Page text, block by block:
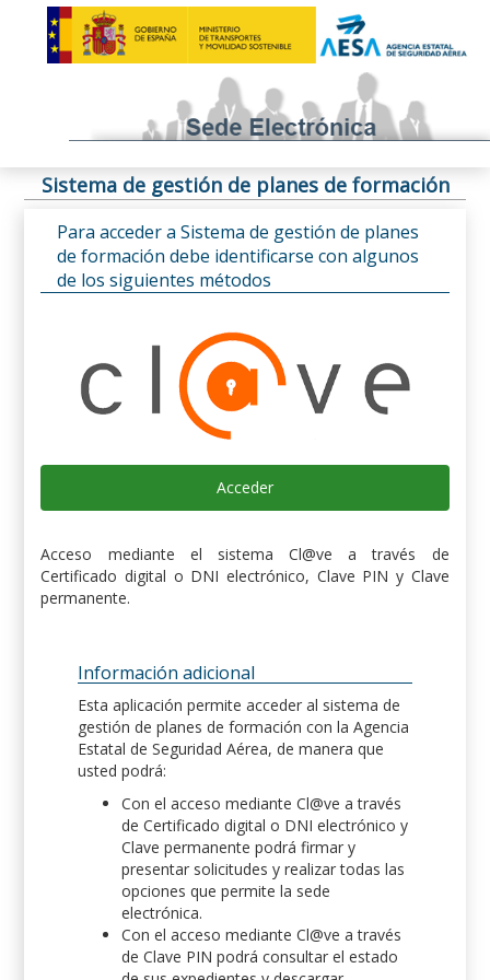
Sistema de gestión de planes de formación
Para acceder a Sistema de gestión de planes
de formación debe identificarse con algunos
de los siguientes métodos
Acceder
Acceso mediante el sistema Cl@ve a través de
Certificado digital o DNI electrónico, Clave PIN y Clave
permanente.
Información adicional
Esta aplicación permite acceder al sistema de
gestión de planes de formación con la Agencia
Estatal de Seguridad Aérea, de manera que
usted podrá:
Con el acceso mediante Cl@ve a través
de Certificado digital o DNI electrónico y
Clave permanente podrá firmar y
presentar solicitudes y realizar todas las
opciones que permite la sede
electrónica.
Con el acceso mediante Cl@ve a través
de Clave PIN podrá consultar el estado